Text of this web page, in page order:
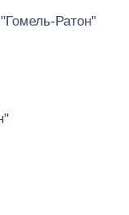
Ратон"